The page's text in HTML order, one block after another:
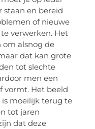
staan en bereid
of nieuwe
verwerken. Het
om alsnog de
dat kan grote
tot slechte
men een
vormt. Het beeld
moeilijk terug te
tot jaren
dat deze